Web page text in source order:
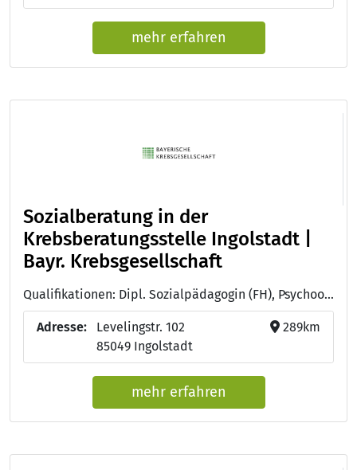
mehr erfahren
Sozialberatung in der
Krebsberatungsstelle Ingolstadt |
Bayr. Krebsgesellschaft
Qualifikationen: Dipl. Sozialpädagogin (FH), Psychoonkologin (DKG), Dipl. Psychologin, Systemische Therapeutin/Familientherapeutin (DGSF), Dipl. Pädagogin
Adresse:
Levelingstr. 102
85049 Ingolstadt
289km
mehr erfahren